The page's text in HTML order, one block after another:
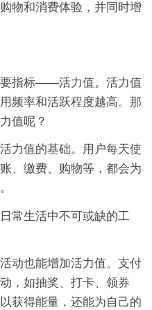
物和消费体验，并同时增
要指标——活力值。活力值
频率和活跃程度越高。那
值呢？
力值的基础。用户每天使
、缴费、购物等，都会为
常生活中不可或缺的工
动也能增加活力值。支付
，如抽奖、打卡、领券
获得能量，还能为自己的